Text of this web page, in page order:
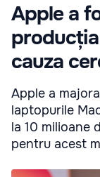
Apple a
cauza
Apple a
laptopurile
la 10 milioane
pentru acest